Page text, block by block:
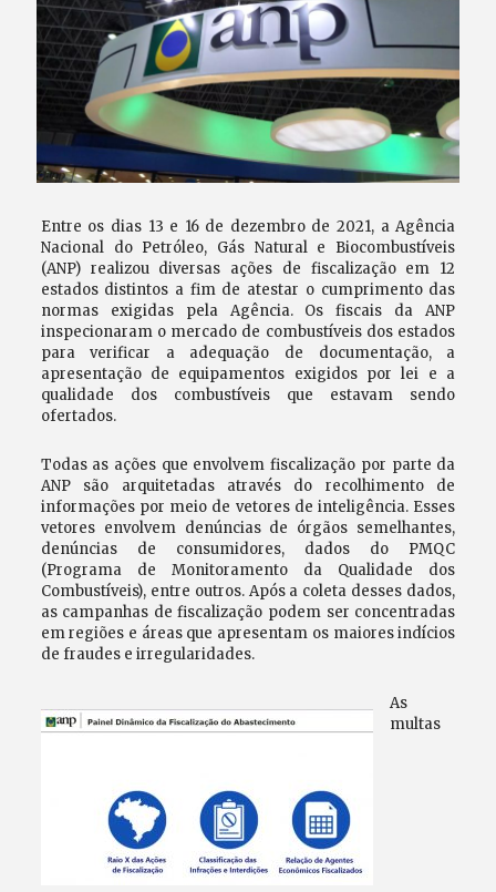
Entre os dias 13 e 16 de dezembro de 2021, a Agência
Nacional do Petróleo, Gás Natural e Biocombustíveis
(ANP) realizou diversas ações de fiscalização em 12
estados distintos a fim de atestar o cumprimento das
normas exigidas pela Agência. Os fiscais da ANP
inspecionaram o mercado de combustíveis dos estados
para verificar a adequação de documentação, a
apresentação de equipamentos exigidos por lei e a
qualidade dos combustíveis que estavam sendo
ofertados.
Todas as ações que envolvem fiscalização por parte da
ANP são arquitetadas através do recolhimento de
informações por meio de vetores de inteligência. Esses
vetores envolvem denúncias de órgãos semelhantes,
denúncias de consumidores, dados do PMQC
(Programa de Monitoramento da Qualidade dos
Combustíveis), entre outros. Após a coleta desses dados,
as campanhas de fiscalização podem ser concentradas
em regiões e áreas que apresentam os maiores indícios
de fraudes e irregularidades.
As
multas